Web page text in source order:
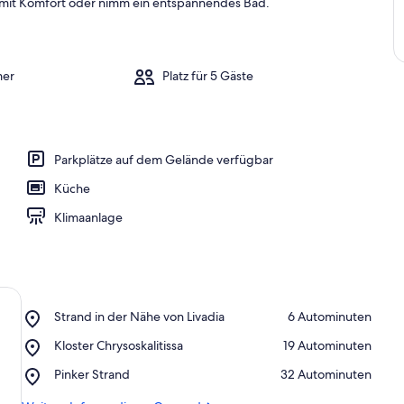
Platz für 5 Gäste
Parkplätze auf dem Gelände verfügbar
Küche
Klimaanlage
Strand in der Nähe von Livadia
Place,
in
Nähe
‪6 Autominuten‬
Kloster Chrysoskalitissa
Place,
Chrysoskalitissa
‪19 Autominuten‬
Pinker Strand
Place,
‪32 Autominuten‬